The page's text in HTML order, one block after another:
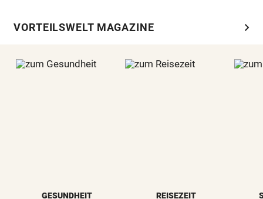
VORTEILSWELT MAGAZINE chevron_right
GESUNDHEIT REISEZEIT